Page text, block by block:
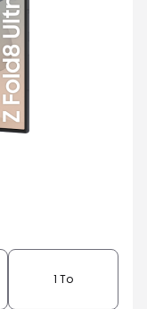
1 To